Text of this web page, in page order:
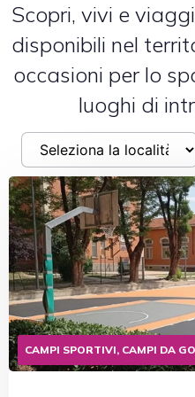
Scopri, vivi e
disponibili nel
occasioni per lo
luoghi di
CAMPI SPORTIVI, CAMPI DA